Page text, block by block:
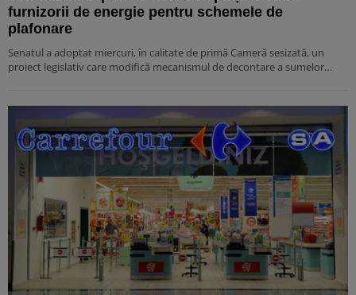
furnizorii de energie pentru schemele de
plafonare
Senatul a adoptat miercuri, în calitate de primă Cameră sesizată, un
proiect legislativ care modifică mecanismul de decontare a sumelor…